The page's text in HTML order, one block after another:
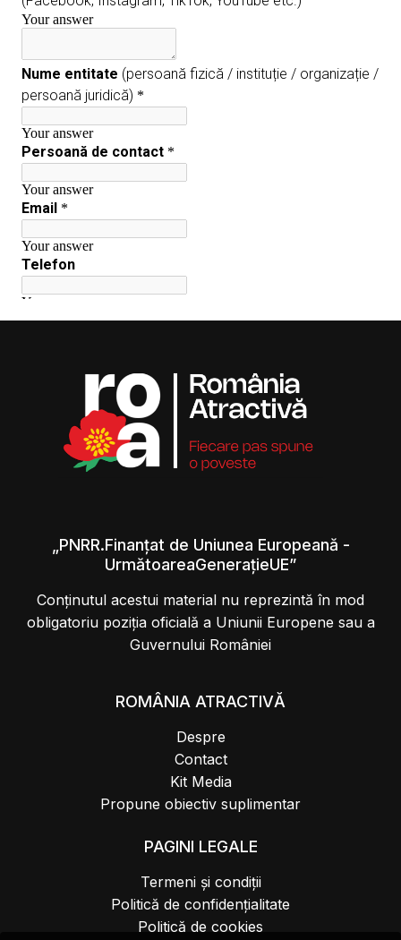
„PNRR.Finanțat de Uniunea Europeană -
UrmătoareaGenerațieUE”
Conținutul acestui material nu reprezintă în mod
obligatoriu poziția oficială a Uniunii Europene sau a
Guvernului României
ROMÂNIA ATRACTIVĂ
Despre
Contact
Kit Media
Propune obiectiv suplimentar
PAGINI LEGALE
Termeni și condiții
Politică de confidențialitate
Politică de cookies